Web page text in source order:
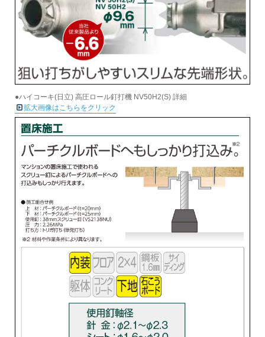
●ハイコーキ(日立) 高圧ロール釘打機 NV50H2(S) 詳細
拡大画像はこちらをクリック